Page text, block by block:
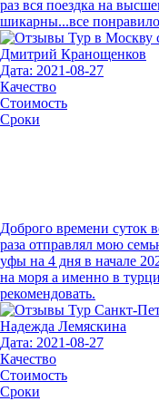
раз вся поездка на
шикарны...все
Дмитрий Кранощенков
Дата: 2021-08-27
Качество
Стоимость
Сроки
Доброго времени суток
раза отправлял мою
уфы на 4 дня в начале
на моря а именно в
рекомендовать.
Надежда Лемяскина
Дата: 2021-08-27
Качество
Стоимость
Сроки